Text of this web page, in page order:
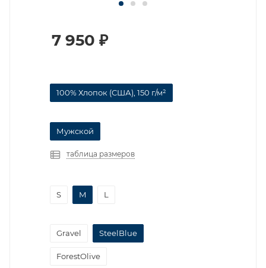
7 950 ₽
100% Хлопок (США), 150 г/м²
Мужской
таблица размеров
S M L
Gravel SteelBlue
ForestOlive